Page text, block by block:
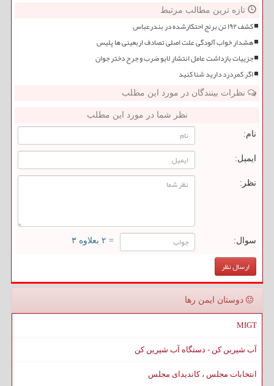
تازه ترین مطالب مرتبط
کشف ۱۹۲ تن برنج احتکارشده در بندرعباس
هشدار خواب آلودگی علت اصلی تصادف اربعینی ها پلیس
جزییات بازداشت عامل انتشار لایو ضرب و جرح دختر جوان
اگر کمردرد دارید شنا کنید
نظرات بینندگان در مورد این مطلب
نظر شما در مورد این مطلب
نام:
ایمیل:
نظر:
سوال: = ۲ بعلاوه ۳
دوستان ایمن رها
MIGT
آب شیرین کن - دستگاه آب شیرین کن
انتخابات مجلس ، کاندیدای مجلس